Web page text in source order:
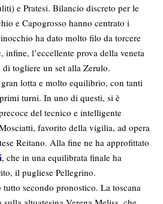
e Pratesi. Bilancio discreto per le
e Capogrosso hanno centrato i
ha dato molto filo da torcere
infine, l’eccellente prova della veneta
di togliere un set alla Zerulo.
lotta e molto equilibrio, con tanti
turni. In uno di questi, si è
del tecnico e intelligente
favorito della vigilia, ad opera
Reitano. Alla fine ne ha approfittato
, che in una equilibrata finale ha
il pugliese Pellegrino.
tutto secondo pronostico. La toscana